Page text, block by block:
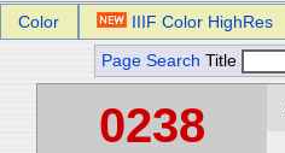
Color IIIF Color HighRes
Page Search Title
0238